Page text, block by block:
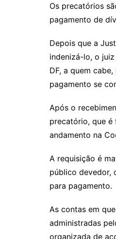
Os precatórios
pagamento de
Depois que a
indenizá-lo, o
DF, a quem
pagamento se
Após o
precatório, que é
andamento na
A requisição é
público devedor,
para pagamento.
As contas em
administradas
organizada de